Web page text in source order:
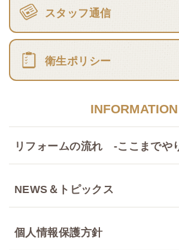
スタッフ通信
衛生ポリシー
INFORMATION
リフォームの流れ -ここまでや
NEWS＆トピックス
個人情報保護方針